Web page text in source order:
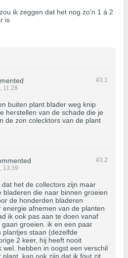
ik zeggen dat het nog zo'n 1 á 2
is
#3.1
11:28
buiten plant blader weg knip
herstellen van de schade die je
de zon colecktors van de plant
#3.2
13:39
dat het de collectors zijn maar
bladeren die naar binnen groeien
de honderden bladeren
afnemen van de planten
ik ook pas aan te doen vanaf
groeien. ik en een paar
staan (dezelfde
2 keer, hij heeft nooit
wel. hebben in oogst een verschil
kan ook zijn dat ik fout zit